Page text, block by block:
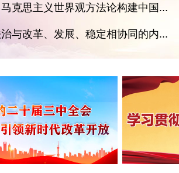
克思主义世界观方法论构建中国...
与改革、发展、稳定相协同的内...